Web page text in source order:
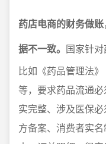
药店电商的财务做
据不一致。 国家针对
比如《药品管理法
等，要求药品流通
实完整、涉及医保
方备案、消费者实